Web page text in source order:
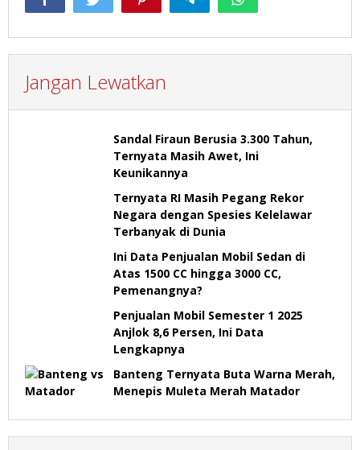
Jangan Lewatkan
Sandal Firaun Berusia 3.300 Tahun,
Ternyata Masih Awet, Ini
Keunikannya
Ternyata RI Masih Pegang Rekor
Negara dengan Spesies Kelelawar
Terbanyak di Dunia
Ini Data Penjualan Mobil Sedan di
Atas 1500 CC hingga 3000 CC,
Pemenangnya?
Penjualan Mobil Semester 1 2025
Anjlok 8,6 Persen, Ini Data
Lengkapnya
Banteng Ternyata Buta Warna Merah,
Menepis Muleta Merah Matador